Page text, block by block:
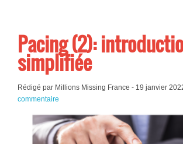
Pacing (2):
simplifiée
Rédigé par Millions Missing France - 19 janvier
commentaire